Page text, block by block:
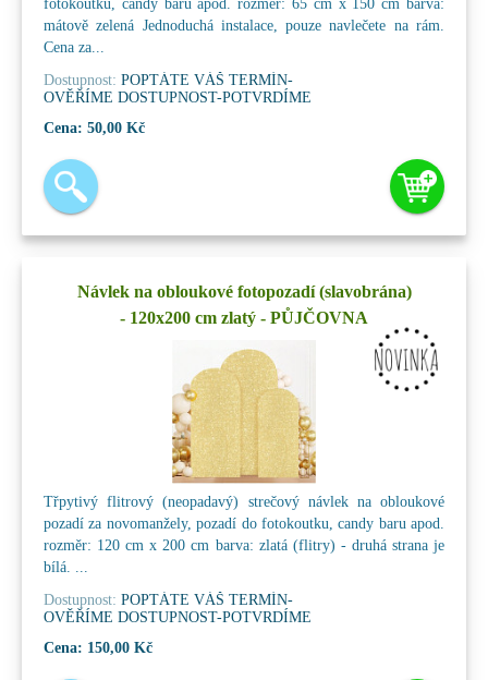
fotokoutku, candy baru apod. rozměr: 65 cm x 150 cm barva:
mátově zelená Jednoduchá instalace, pouze navlečete na rám.
Cena za...
Dostupnost: POPTÁTE VÁŠ TERMÍN-
OVĚŘÍME DOSTUPNOST-POTVRDÍME
Cena: 50,00 Kč
Návlek na obloukové fotopozadí (slavobrána)
- 120x200 cm zlatý - PŮJČOVNA
Třpytivý flitrový (neopadavý) strečový návlek na obloukové
pozadí za novomanžely, pozadí do fotokoutku, candy baru apod.
rozměr: 120 cm x 200 cm barva: zlatá (flitry) - druhá strana je
bílá. ...
Dostupnost: POPTÁTE VÁŠ TERMÍN-
OVĚŘÍME DOSTUPNOST-POTVRDÍME
Cena: 150,00 Kč